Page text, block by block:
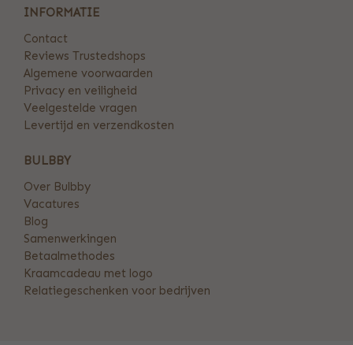
INFORMATIE
Contact
Reviews Trustedshops
Algemene voorwaarden
Privacy en veiligheid
Veelgestelde vragen
Levertijd en verzendkosten
BULBBY
Over Bulbby
Vacatures
Blog
Samenwerkingen
Betaalmethodes
Kraamcadeau met logo
Relatiegeschenken voor bedrijven